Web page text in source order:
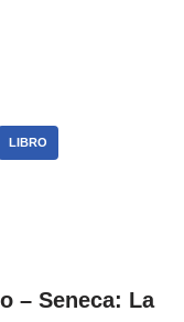
LIBRO
– Seneca: La